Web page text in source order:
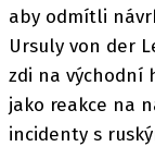
aby odmítli
Ursuly von der
zdi na východní
jako reakce na
incidenty s